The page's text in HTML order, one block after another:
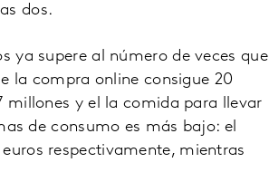
dos.
ya supere al número de veces que
la compra online consigue 20
millones y el la comida para llevar
de consumo es más bajo: el
respectivamente, mientras